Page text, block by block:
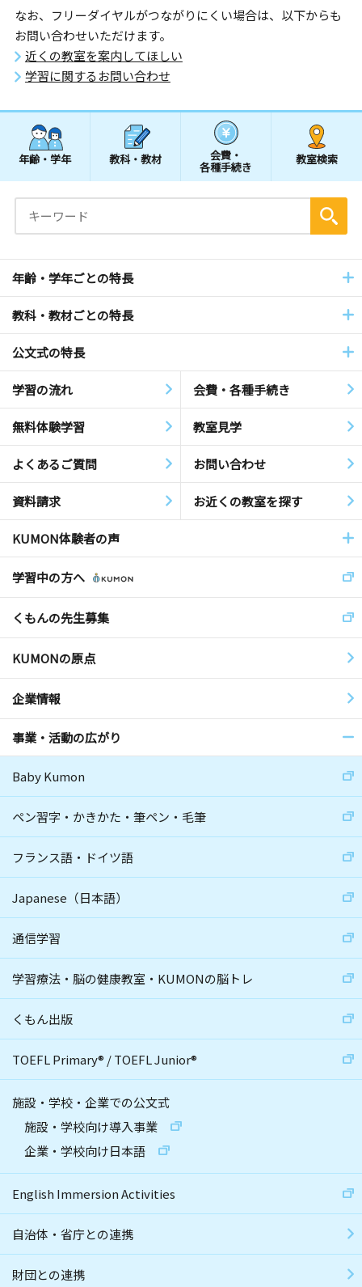
なお、フリーダイヤルがつながりにくい場合は、以下からも
お問い合わせいただけます。
近くの教室を案内してほしい
学習に関するお問い合わせ
年齢・学年 教科・教材 会費・
各種手続き
教室検索
年齢・学年ごとの特長
教科・教材ごとの特長
公文式の特長
学習の流れ 会費・各種手続き
無料体験学習 教室見学
よくあるご質問 お問い合わせ
資料請求 お近くの教室を探す
KUMON体験者の声
学習中の方へ
くもんの先生募集
KUMONの原点
企業情報
事業・活動の広がり
Baby Kumon
ペン習字・かきかた・筆ペン・毛筆
フランス語・ドイツ語
Japanese（日本語）
通信学習
学習療法・脳の健康教室・KUMONの脳トレ
くもん出版
TOEFL Primary® /TOEFL Junior®
施設・学校・企業での公文式
施設・学校向け導入事業
企業・学校向け日本語
English Immersion Activities
自治体・省庁との連携
財団との連携